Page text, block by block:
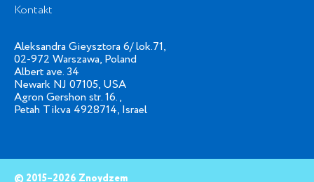
Kontakt
Aleksandra Gieysztora 6/ lok.71,
02-972 Warszawa, Poland
Albert ave. 34
Newark NJ 07105, USA
Agron Gershon str. 16.,
Petah Tikva 4928714, Israel
© 2015–2026 Znoydzem